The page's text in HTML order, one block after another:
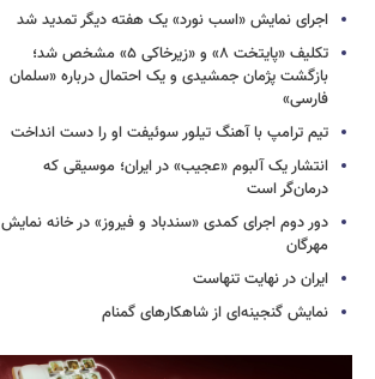
اجرای نمایش «اسب نورد» یک هفته دیگر تمدید شد
تکلیف «پایتخت ۸» و «زیرخاکی ۵» مشخص شد؛
بازگشت پژمان جمشیدی و یک احتمال درباره «سلمان
فارسی»
تیم ترامپ با آهنگ تیلور سوئیفت او را دست انداخت
انتشار یک آلبوم «عجیب» در ایران؛ موسیقی که
درمان‌گر است
دور دوم اجرای کمدی «سندباد و فیروز» در خانه نمایش
مهرگان
ایران در نهایت تنهاست
نمایش گنجینه‌ای از شاهکارهای گمنام